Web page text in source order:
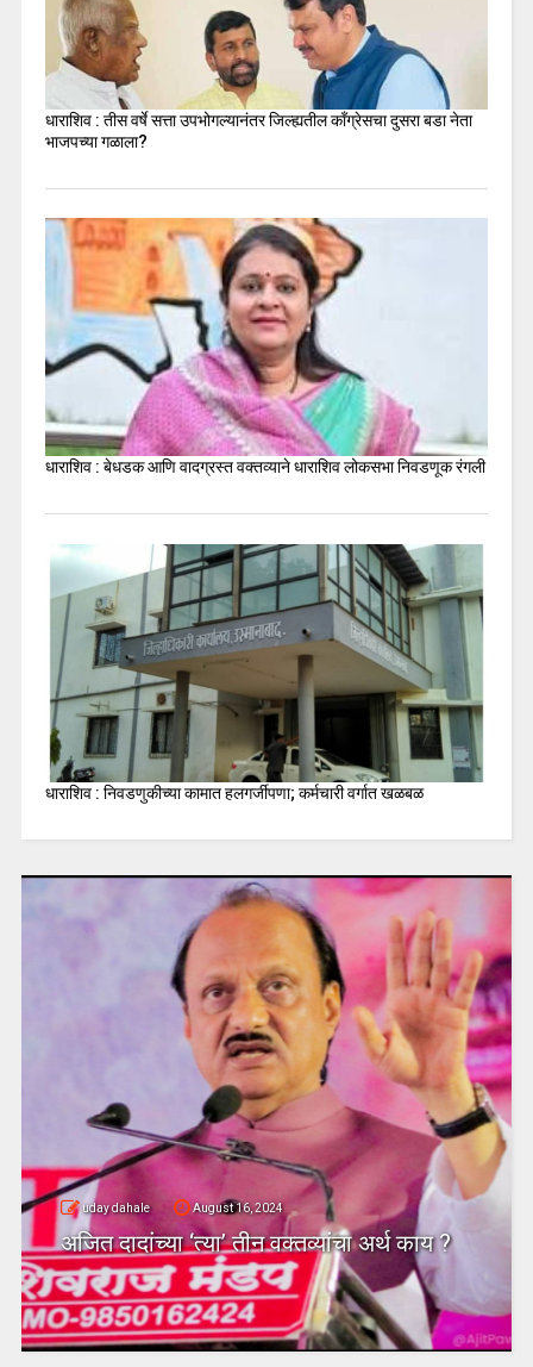
धाराशिव : तीस वर्षे सत्ता उपभोगल्यानंतर जिल्ह्यतील कॉंग्रेसचा दुसरा बडा नेता
भाजपच्या गळाला?
धाराशिव : बेधडक आणि वादग्रस्त वक्तव्याने धाराशिव लोकसभा निवडणूक रंगली
धाराशिव : निवडणुकीच्या कामात हलगर्जीपणा; कर्मचारी वर्गात खळबळ
uday dahale August 16, 2024
अजित दादांच्या ‘त्या’ तीन वक्तव्यांचा अर्थ काय ?